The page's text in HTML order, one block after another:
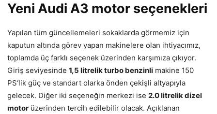
Yeni Audi A3 motor seçenekleri
Yapılan tüm güncellemeleri sokaklarda görmemiz için
kaputun altında görev yapan makinelere olan ihtiyacımız,
toplamda üç farklı seçenek üzerinden karşımıza çıkıyor.
Giriş seviyesinde 1,5 litrelik turbo benzinli makine 150
PS‘lik güç ve standart olarka önden çekişli altyapıyla
gelecek. Diğer iki seçeneğin merkezi ise 2.0 litrelik dizel
motor üzerinden tercih edilebilir olacak. Açıklanan